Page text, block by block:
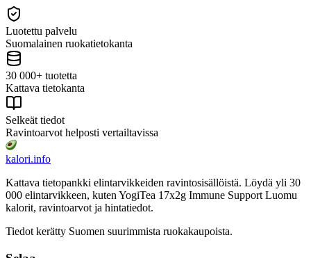
Luotettu palvelu
Suomalainen ruokatietokanta
30 000+ tuotetta
Kattava tietokanta
Selkeät tiedot
Ravintoarvot helposti vertailtavissa
kalori.info
Kattava tietopankki elintarvikkeiden ravintosisällöistä. Löydä yli 30
000 elintarvikkeen, kuten YogiTea 17x2g Immune Support Luomu
kalorit, ravintoarvot ja hintatiedot.
Tiedot kerätty Suomen suurimmista ruokakaupoista.